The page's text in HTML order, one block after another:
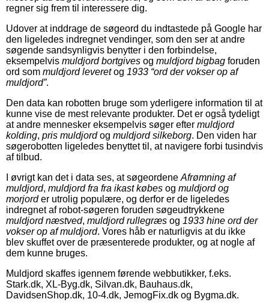
regner sig frem til interessere dig.
Udover at inddrage de søgeord du indtastede på Google har
den ligeledes indregnet vendinger, som den ser at andre
søgende sandsynligvis benytter i den forbindelse,
eksempelvis muldjord bortgives og muldjord bigbag foruden
ord som muldjord leveretog 1933 “ord der vokser op af
muldjord”.
Den data kan robotten bruge som yderligere information til at
kunne vise de mest relevante produkter. Det er også tydeligt
at andre mennesker eksempelvis søger efter muldjord
kolding, pris muldjordog muldjord silkeborg. Den viden har
søgerobotten ligeledes benyttet til, at navigere forbi tusindvis
af tilbud.
I øvrigt kan det i data ses, at søgeordene Afrømning af
muldjord, muldjord fra fra ikast købes og muldjord og
morjorder utrolig populære, og derfor er de ligeledes
indregnet af robot-søgeren foruden søgeudtrykkene
muldjord næstved, muldjord rullegræs og 1933 hine ord der
vokser op af muldjord. Vores håb er naturligvis at du ikke
blev skuffet over de præsenterede produkter, og at nogle af
dem kunne bruges.
Muldjord skaffes igennem førende webbutikker, f.eks.
Stark.dk, XL-Byg.dk, Silvan.dk, Bauhaus.dk,
DavidsenShop.dk, 10-4.dk, JemogFix.dk og Bygma.dk.